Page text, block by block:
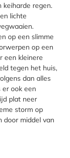
keiharde regen.
lichte
op een slimme
op een
een kleinere
tegen het huis,
dan alles
er ook een
plat neer
storm op
door middel van